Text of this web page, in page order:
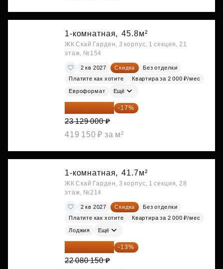
1-комнатная, 45.8м²
ЖК Скай Гарден, 3 корпус, 1 секция, 21
этаж, №154
2 кв 2027 Скидка
Без отделки
Платите как хотите
Квартира за 2 000 ₽/мес
Евроформат Ещё
19 197 070 ₽ -17%
23 129 000 ₽
419 150 ₽ за м²
1-комнатная, 41.7м²
ЖК Скай Гарден, 3 корпус, 1 секция, 28
этаж, №214
2 кв 2027 Скидка
Без отделки
Платите как хотите
Квартира за 2 000 ₽/мес
Лоджия Ещё
19 209 731 ₽ -13%
22 080 150 ₽